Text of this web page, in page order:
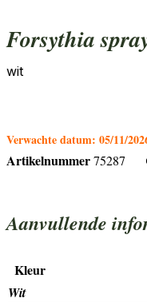
forsythia
wit
Verwachte datum: 05/11/
Artikelnummer75287
Aanvullende
Kleur
Wit